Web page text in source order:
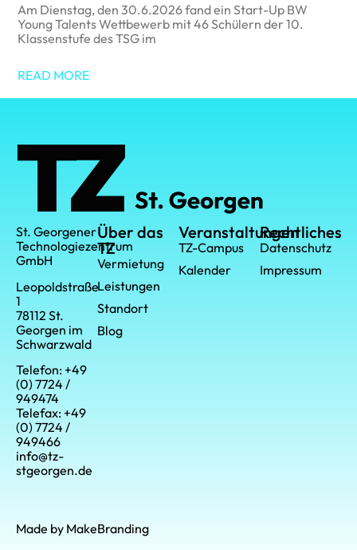
Am Dienstag, den 30.6.2026 fand ein Start-Up BW
Young Talents Wettbewerb mit 46 Schülern der 10.
Klassenstufe des TSG im
READ MORE
St. Georgener
Technologiezentrum
GmbH
Leopoldstraße
1
78112 St.
Georgen im
Schwarzwald
Telefon: +49
(0) 7724 /
949474
Telefax: +49
(0) 7724 /
949466
info@tz-
stgeorgen.de
Über das
TZ
Vermietung
Leistungen
Standort
Blog
Veranstaltungen
TZ-Campus
Kalender
Rechtliches
Datenschutz
Impressum
Made by MakeBranding